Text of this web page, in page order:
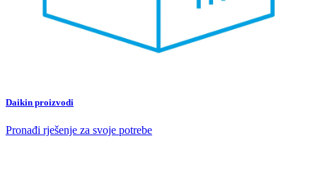
Daikin proizvodi
Pronađi rješenje za svoje potrebe